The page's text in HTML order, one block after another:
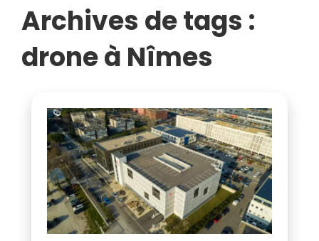
COMMUNICATION
EFFISSENS
Archives de tags :
drone à Nîmes